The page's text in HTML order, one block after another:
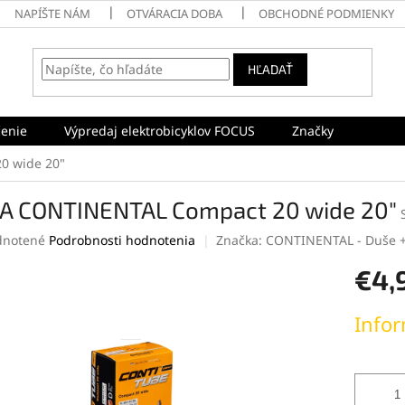
NAPÍŠTE NÁM OTVÁRACIA DOBA OBCHODNÉ PODMIENKY
HĽADAŤ
Výpredaj elektrobicyklov FOCUS
Značky
wide 20"
CONTINENTAL Compact 20 wide 20"
Podrobnosti hodnotenia Značka: CONTINENTAL - Duše
cena: